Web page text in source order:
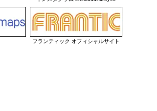
フランティック オフィシャルサイト